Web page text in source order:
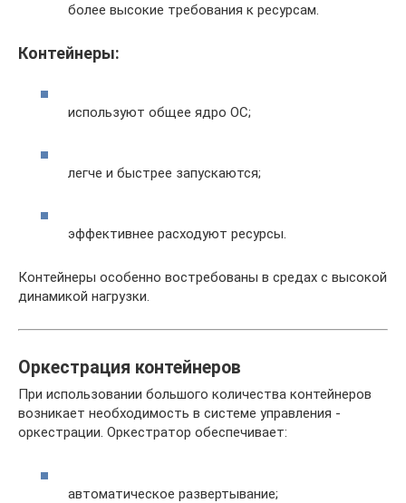
более высокие требования к ресурсам.
Контейнеры:
используют общее ядро ОС;
легче и быстрее запускаются;
эффективнее расходуют ресурсы.
Контейнеры особенно востребованы в средах с высокой
динамикой нагрузки.
Оркестрация контейнеров
При использовании большого количества контейнеров
возникает необходимость в системе управления -
оркестрации. Оркестратор обеспечивает:
автоматическое развертывание;